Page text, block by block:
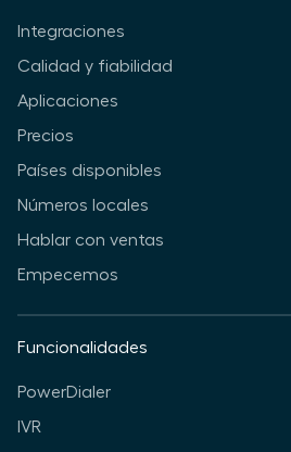
Integraciones
Calidad y fiabilidad
Aplicaciones
Precios
Países disponibles
Números locales
Hablar con ventas
Empecemos
Funcionalidades
PowerDialer
IVR